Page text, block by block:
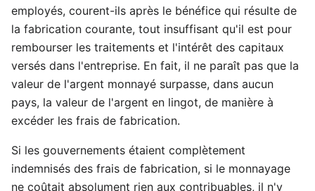
employés, courent-ils après le bénéfice qui résulte de
la fabrication courante, tout insuffisant qu'il est pour
rembourser les traitements et l'intérêt des capitaux
versés dans l'entreprise. En fait, il ne paraît pas que la
valeur de l'argent monnayé surpasse, dans aucun
pays, la valeur de l'argent en lingot, de manière à
excéder les frais de fabrication.
Si les gouvernements étaient complètement
indemnisés des frais de fabrication, si le monnayage
ne coûtait absolument rien aux contribuables, il n'y